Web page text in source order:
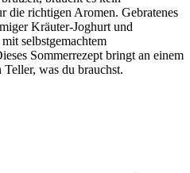
die richtigen Aromen. Gebratenes
Kräuter-Joghurt und
selbstgemachtem
Sommerrezept bringt an einem
was du brauchst.